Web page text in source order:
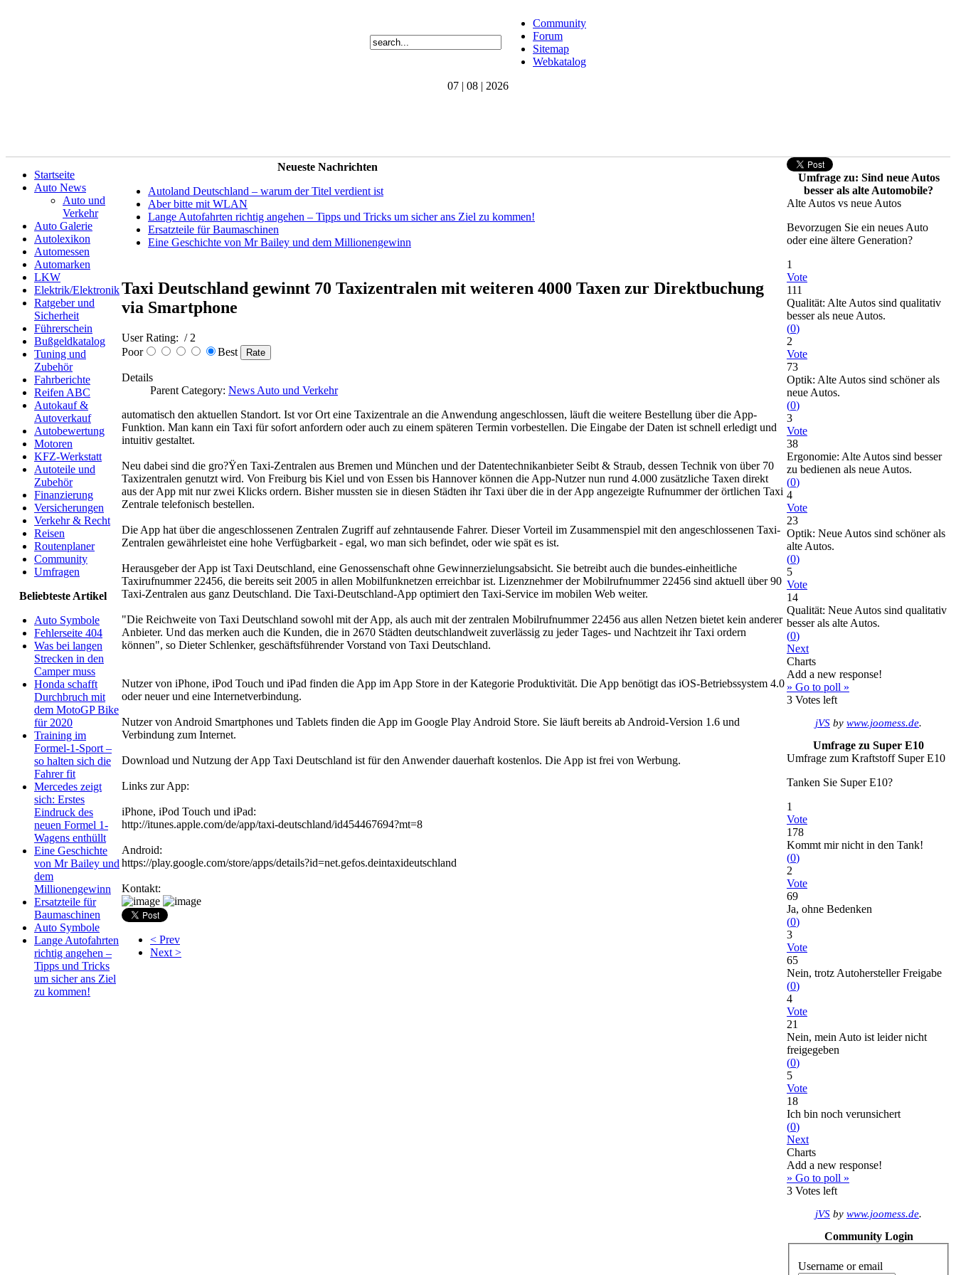
Community
Forum
Sitemap
Webkatalog
07 | 08 | 2026
Startseite
Auto News
Auto und
Verkehr
Auto Galerie
Autolexikon
Automessen
Automarken
LKW
Elektrik/Elektronik
Ratgeber und
Sicherheit
Führerschein
Bußgeldkatalog
Tuning und
Zubehör
Fahrberichte
Reifen ABC
Autokauf &
Autoverkauf
Autobewertung
Motoren
KFZ-Werkstatt
Autoteile und
Zubehör
Finanzierung
Versicherungen
Verkehr & Recht
Reisen
Routenplaner
Community
Umfragen
Beliebteste Artikel
Auto Symbole
Fehlerseite 404
Was bei langen
Strecken in den
Camper muss
Honda schafft
Durchbruch mit
dem MotoGP Bike
für 2020
Training im
Formel-1-Sport –
so halten sich die
Fahrer fit
Mercedes zeigt
sich: Erstes
Eindruck des
neuen Formel 1-
Wagens enthüllt
Eine Geschichte
von Mr Bailey und
dem
Millionengewinn
Ersatzteile für
Baumaschinen
Auto Symbole
Lange Autofahrten
richtig angehen –
Tipps und Tricks
um sicher ans Ziel
zu kommen!
Neueste Nachrichten
Autoland Deutschland – warum der Titel verdient ist
Aber bitte mit WLAN
Lange Autofahrten richtig angehen – Tipps und Tricks um sicher ans Ziel zu kommen!
Ersatzteile für Baumaschinen
Eine Geschichte von Mr Bailey und dem Millionengewinn
Taxi Deutschland gewinnt 70 Taxizentralen mit weiteren 4000 Taxen zur Direktbuchung
via Smartphone
User Rating: / 2
Poor
Best
Details
Parent Category: News Auto und Verkehr
automatisch den aktuellen Standort. Ist vor Ort eine Taxizentrale an die Anwendung angeschlossen, läuft die weitere Bestellung über die App-
Funktion. Man kann ein Taxi für sofort anfordern oder auch zu einem späteren Termin vorbestellen. Die Eingabe der Daten ist schnell erledigt und
intuitiv gestaltet.
Neu dabei sind die gro?Ÿen Taxi-Zentralen aus Bremen und München und der Datentechnikanbieter Seibt & Straub, dessen Technik von über 70
Taxizentralen genutzt wird. Von Freiburg bis Kiel und von Essen bis Hannover können die App-Nutzer nun rund 4.000 zusätzliche Taxen direkt
aus der App mit nur zwei Klicks ordern. Bisher mussten sie in diesen Städten ihr Taxi über die in der App angezeigte Rufnummer der örtlichen Taxi
Zentrale telefonisch bestellen.
Die App hat über die angeschlossenen Zentralen Zugriff auf zehntausende Fahrer. Dieser Vorteil im Zusammenspiel mit den angeschlossenen Taxi-
Zentralen gewährleistet eine hohe Verfügbarkeit - egal, wo man sich befindet, oder wie spät es ist.
Herausgeber der App ist Taxi Deutschland, eine Genossenschaft ohne Gewinnerzielungsabsicht. Sie betreibt auch die bundes-einheitliche
Taxirufnummer 22456, die bereits seit 2005 in allen Mobilfunknetzen erreichbar ist. Lizenznehmer der Mobilrufnummer 22456 sind aktuell über 90
Taxi-Zentralen aus ganz Deutschland. Die Taxi-Deutschland-App optimiert den Taxi-Service im mobilen Web weiter.
"Die Reichweite von Taxi Deutschland sowohl mit der App, als auch mit der zentralen Mobilrufnummer 22456 aus allen Netzen bietet kein anderer
Anbieter. Und das merken auch die Kunden, die in 2670 Städten deutschlandweit zuverlässig zu jeder Tages- und Nachtzeit ihr Taxi ordern
können", so Dieter Schlenker, geschäftsführender Vorstand von Taxi Deutschland.
Nutzer von iPhone, iPod Touch und iPad finden die App im App Store in der Kategorie Produktivität. Die App benötigt das iOS-Betriebssystem 4.0
oder neuer und eine Internetverbindung.
Nutzer von Android Smartphones und Tablets finden die App im Google Play Android Store. Sie läuft bereits ab Android-Version 1.6 und
Verbindung zum Internet.
Download und Nutzung der App Taxi Deutschland ist für den Anwender dauerhaft kostenlos. Die App ist frei von Werbung.
Links zur App:
iPhone, iPod Touch und iPad:
http://itunes.apple.com/de/app/taxi-deutschland/id454467694?mt=8
Android:
https://play.google.com/store/apps/details?id=net.gefos.deintaxideutschland
Kontakt:
< Prev
Next >
Umfrage zu: Sind neue Autos
besser als alte Automobile?
Alte Autos vs neue Autos
Bevorzugen Sie ein neues Auto
oder eine ältere Generation?
1
Vote
111
Qualität: Alte Autos sind qualitativ
besser als neue Autos.
(0)
2
Vote
73
Optik: Alte Autos sind schöner als
neue Autos.
(0)
3
Vote
38
Ergonomie: Alte Autos sind besser
zu bedienen als neue Autos.
(0)
4
Vote
23
Optik: Neue Autos sind schöner als
alte Autos.
(0)
5
Vote
14
Qualität: Neue Autos sind qualitativ
besser als alte Autos.
(0)
Next
Charts
Add a new response!
» Go to poll »
3 Votes left
jVS by www.joomess.de.
Umfrage zu Super E10
Umfrage zum Kraftstoff Super E10
Tanken Sie Super E10?
1
Vote
178
Kommt mir nicht in den Tank!
(0)
2
Vote
69
Ja, ohne Bedenken
(0)
3
Vote
65
Nein, trotz Autohersteller Freigabe
(0)
4
Vote
21
Nein, mein Auto ist leider nicht
freigegeben
(0)
5
Vote
18
Ich bin noch verunsichert
(0)
Next
Charts
Add a new response!
» Go to poll »
3 Votes left
jVS by www.joomess.de.
Community Login
Username or email